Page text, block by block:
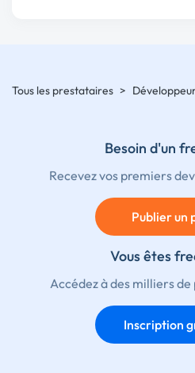
Tous les prestataires >
Besoin d'un
Recevez vos premiers
Publier un
Vous êtes
Accédez à des milliers
Inscription